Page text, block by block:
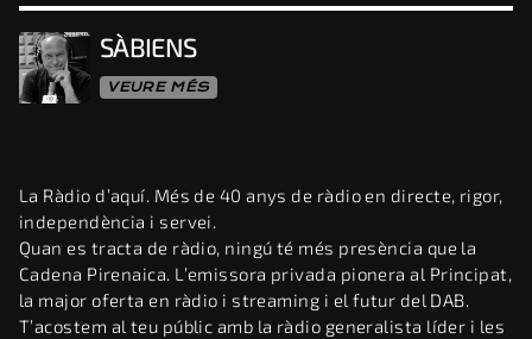
SÀBIENS
VEURE MÉS
La Ràdio d’aquí. Més de 40 anys de ràdio en directe, rigor,
independència i servei.
Quan es tracta de ràdio, ningú té més presència que la
Cadena Pirenaica. L’emissora privada pionera al Principat,
la major oferta en ràdio i streaming i el futur del DAB.
T’acostem al teu públic amb la ràdio generalista líder i les